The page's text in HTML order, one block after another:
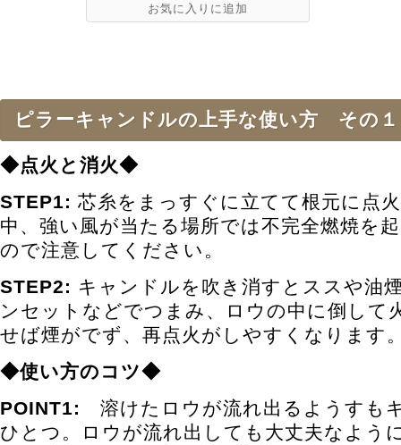
ピラーキャンドルの上手な使い方 その１
◆点火と消火◆
STEP1: 芯糸をまっすぐに立てて根元に点
中、強い風が当たる場所では不完全燃焼を
ので注意してください。
STEP2: キャンドルを吹き消すとススや油
ンセットなどでつまみ、ロウの中に倒して
せば煙がでず、再点火がしやすくなります
◆使い方のコツ◆
POINT1:
溶けたロウが流れ出るようすも
ひとつ。ロウが流れ出しても大丈夫なよう